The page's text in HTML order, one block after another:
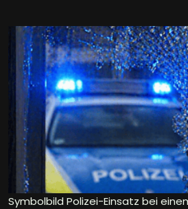
Symbolbild Polizei-Einsatz bei